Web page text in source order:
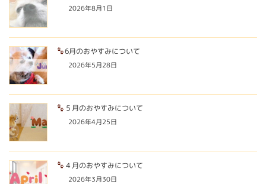
2026年8月1日
6月のおやすみについて
2026年5月28日
５月のおやすみについて
2026年4月25日
４月のおやすみについて
2026年3月30日